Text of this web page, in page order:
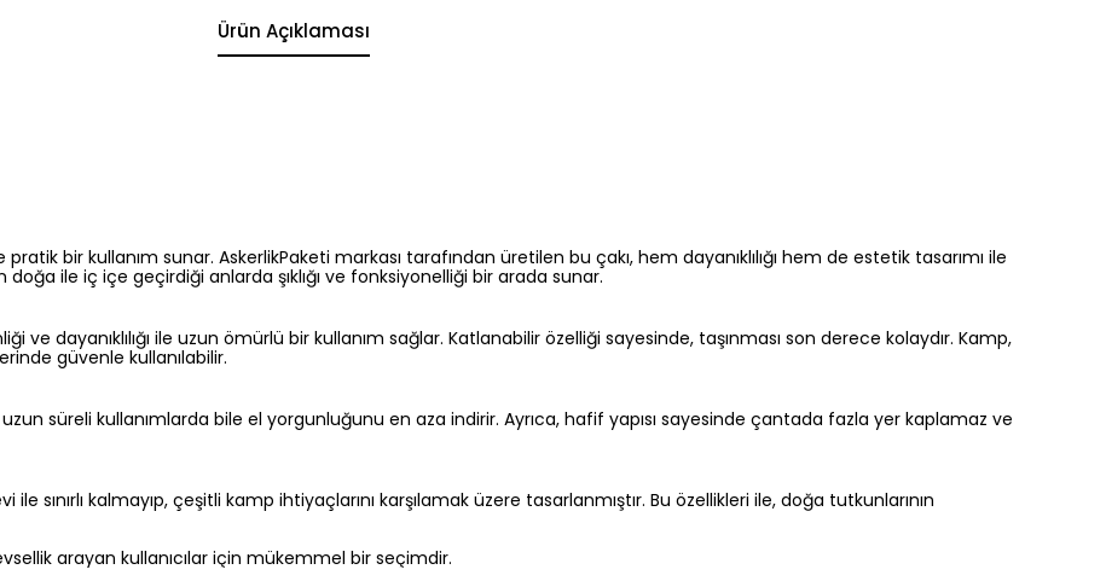
Ürün Açıklaması
bir kullanım sunar. AskerlikPaketi markası tarafından üretilen bu çakı, hem dayanıklılığı hem de estetik tasarımı ile
doğa ile iç içe geçirdiği anlarda şıklığı ve fonksiyonelliği bir arada sunar.
ve dayanıklılığı ile uzun ömürlü bir kullanım sağlar. Katlanabilir özelliği sayesinde, taşınması son derece kolaydır. Kamp,
güvenle kullanılabilir.
süreli kullanımlarda bile el yorgunluğunu en aza indirir. Ayrıca, hafif yapısı sayesinde çantada fazla yer kaplamaz ve
sınırlı kalmayıp, çeşitli kamp ihtiyaçlarını karşılamak üzere tasarlanmıştır. Bu özellikleri ile, doğa tutkunlarının
arayan kullanıcılar için mükemmel bir seçimdir.